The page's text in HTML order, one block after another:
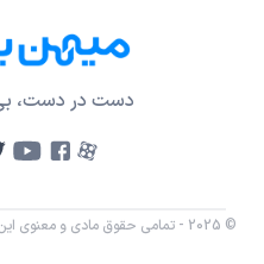
دست در دست،
© 2025 - تمامی حقوق مادی و معنوی این وب‌سایت نزد میهن بلاکچین محفوظ است.